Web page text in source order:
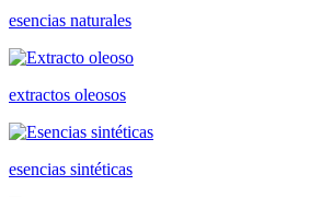
esencias naturales
extractos oleosos
esencias sintéticas